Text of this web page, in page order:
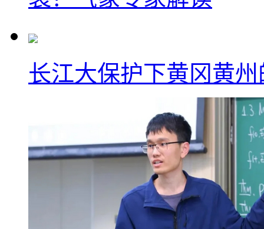
长江大保护下黄冈黄